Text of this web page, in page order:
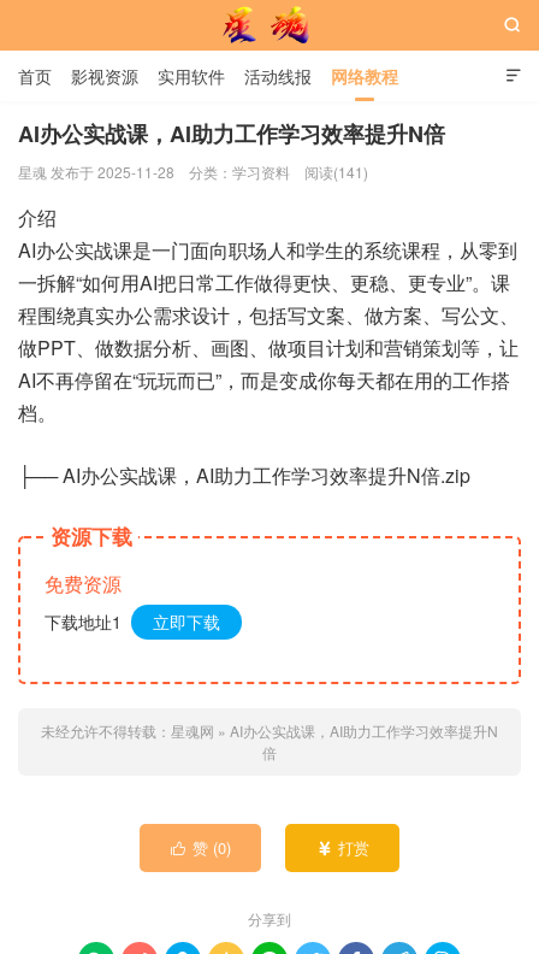

首页 影视资源 实用软件 活动线报 网络教程
用户中心 书籍 娱乐

AI办公实战课，AI助力工作学习效率提升N倍
星魂 发布于 2025-11-28 分类： 学习资料 阅读(141)
介绍
AI办公实战课是一门面向职场人和学生的系统课程，从零到
一拆解“如何用AI把日常工作做得更快、更稳、更专业”。课
程围绕真实办公需求设计，包括写文案、做方案、写公文、
做PPT、做数据分析、画图、做项目计划和营销策划等，让
AI不再停留在“玩玩而已”，而是变成你每天都在用的工作搭
档。
├── AI办公实战课，AI助力工作学习效率提升N倍.zip
资源下载
免费资源
下载地址1 立即下载
未经允许不得转载： 星魂网 » AI办公实战课，AI助力工作学习效率提升N
倍
 赞 (0)  打赏
分享到